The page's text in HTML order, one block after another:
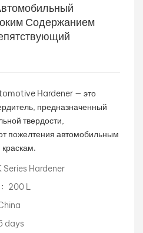
中文
Содержанием
Hardener — это
предназначенный
твердости,
пожелтения автомобильным
Hardener
200 L
days